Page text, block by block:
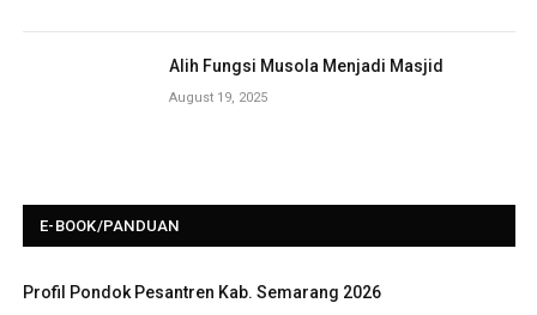
Alih Fungsi Musola Menjadi Masjid
August 19, 2025
E-BOOK/PANDUAN
Profil Pondok Pesantren Kab. Semarang 2026